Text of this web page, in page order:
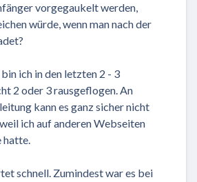
vorgegaukelt werden,
würde, wenn man nach der
ich in den letzten 2 - 3
2 oder 3 rausgeflogen. An
kann es ganz sicher nicht
ich auf anderen Webseiten
hatte.
schnell. Zumindest war es bei